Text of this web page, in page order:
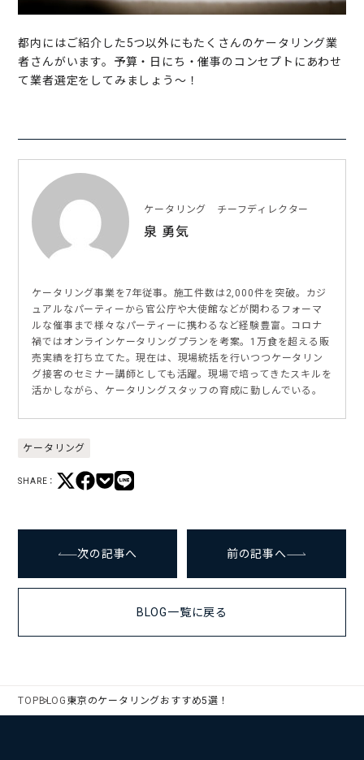
都内にはご紹介した5つ以外にもたくさんのケータリング業
者さんがいます。予算・日にち・催事のコンセプトにあわせ
て業者選定をしてみましょう〜！
ケータリング チーフディレクター
泉 勇気
ケータリング事業を7年従事。施工件数は2,000件を突破。カジ
ュアルなパーティーから官公庁や大使館などが関わるフォーマ
ルな催事まで様々なパーティーに携わるなど経験豊富。コロナ
禍ではオンラインケータリングプランを考案。1万食を超える販
売実績を打ち立てた。現在は、現場統括を行いつつケータリン
グ接客のセミナー講師としても活躍。現場で培ってきたスキルを
活かしながら、ケータリングスタッフの育成に勤しんでいる。
ケータリング
SHARE：
次の記事へ
BLOG一覧に戻る
前の記事へ
TOP BLOG 東京のケータリングおすすめ5選！